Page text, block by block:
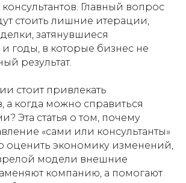
Главный вопрос
стоить лишние итерации,
затянувшиеся
и годы, в которые бизнес не
результат.
стоит привлекать
а когда можно справиться
Эта статья о том, почему
«сами или консультанты»
оценить экономику изменений,
зрелой модели внешние
компанию, а помогают